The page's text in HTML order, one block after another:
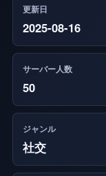
更新日
2025-08-16
サーバー人数
50
ジャンル
社交